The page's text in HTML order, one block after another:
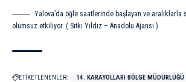
Yalova’da öğle saatlerinde başlayan ve aralıklarla
olumsuz etkiliyor. ( Sıtkı Yıldız – Anadolu Ajansı )
ETİKETLENENLER: 14. KARAYOLLARI BÖLGE MÜDÜRLÜĞÜ